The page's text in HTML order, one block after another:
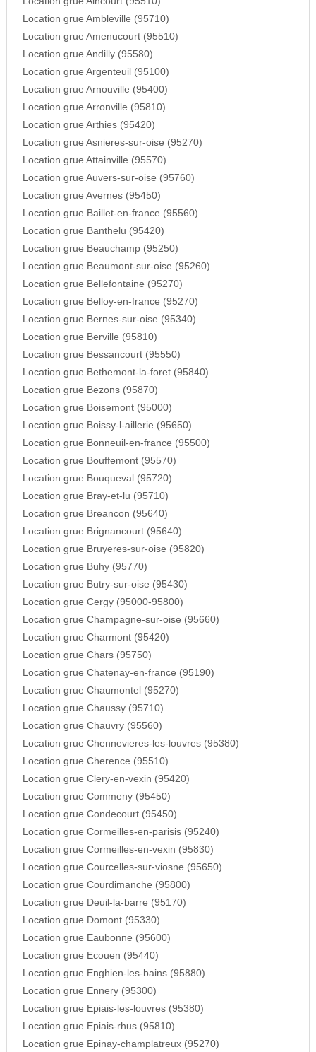
Location grue Ambleville (95710)
Location grue Amenucourt (95510)
Location grue Andilly (95580)
Location grue Argenteuil (95100)
Location grue Arnouville (95400)
Location grue Arronville (95810)
Location grue Arthies (95420)
Location grue Asnieres-sur-oise (95270)
Location grue Attainville (95570)
Location grue Auvers-sur-oise (95760)
Location grue Avernes (95450)
Location grue Baillet-en-france (95560)
Location grue Banthelu (95420)
Location grue Beauchamp (95250)
Location grue Beaumont-sur-oise (95260)
Location grue Bellefontaine (95270)
Location grue Belloy-en-france (95270)
Location grue Bernes-sur-oise (95340)
Location grue Berville (95810)
Location grue Bessancourt (95550)
Location grue Bethemont-la-foret (95840)
Location grue Bezons (95870)
Location grue Boisemont (95000)
Location grue Boissy-l-aillerie (95650)
Location grue Bonneuil-en-france (95500)
Location grue Bouffemont (95570)
Location grue Bouqueval (95720)
Location grue Bray-et-lu (95710)
Location grue Breancon (95640)
Location grue Brignancourt (95640)
Location grue Bruyeres-sur-oise (95820)
Location grue Buhy (95770)
Location grue Butry-sur-oise (95430)
Location grue Cergy (95000-95800)
Location grue Champagne-sur-oise (95660)
Location grue Charmont (95420)
Location grue Chars (95750)
Location grue Chatenay-en-france (95190)
Location grue Chaumontel (95270)
Location grue Chaussy (95710)
Location grue Chauvry (95560)
Location grue Chennevieres-les-louvres (95380)
Location grue Cherence (95510)
Location grue Clery-en-vexin (95420)
Location grue Commeny (95450)
Location grue Condecourt (95450)
Location grue Cormeilles-en-parisis (95240)
Location grue Cormeilles-en-vexin (95830)
Location grue Courcelles-sur-viosne (95650)
Location grue Courdimanche (95800)
Location grue Deuil-la-barre (95170)
Location grue Domont (95330)
Location grue Eaubonne (95600)
Location grue Ecouen (95440)
Location grue Enghien-les-bains (95880)
Location grue Ennery (95300)
Location grue Epiais-les-louvres (95380)
Location grue Epiais-rhus (95810)
Location grue Epinay-champlatreux (95270)